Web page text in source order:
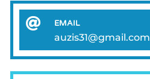
 EMAIL
auzis31@gmail.com